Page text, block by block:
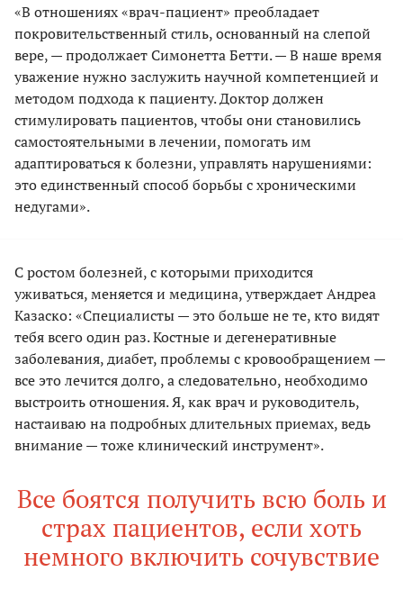
«В отношениях «врач-пациент» преобладает
покровительственный стиль, основанный на слепой
вере, — продолжает Симонетта Бетти. — В наше время
уважение нужно заслужить научной компетенцией и
методом подхода к пациенту. Доктор должен
стимулировать пациентов, чтобы они становились
самостоятельными в лечении, помогать им
адаптироваться к болезни, управлять нарушениями:
это единственный способ борьбы с хроническими
недугами».
С ростом болезней, с которыми приходится
уживаться, меняется и медицина, утверждает Андреа
Казаско: «Специалисты — это больше не те, кто видят
тебя всего один раз. Костные и дегенеративные
заболевания, диабет, проблемы с кровообращением —
все это лечится долго, а следовательно, необходимо
выстроить отношения. Я, как врач и руководитель,
настаиваю на подробных длительных приемах, ведь
внимание — тоже клинический инструмент».
Все боятся получить всю боль и
страх пациентов, если хоть
немного включить сочувствие